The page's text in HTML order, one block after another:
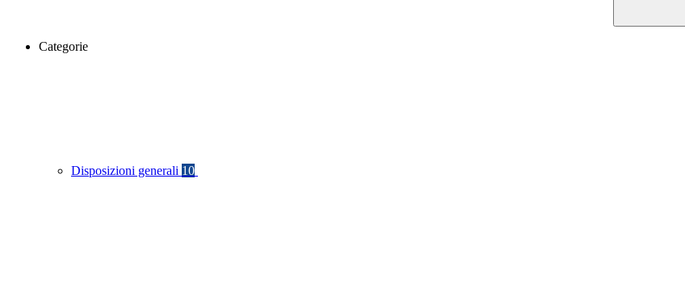
Categorie
Disposizioni generali 10